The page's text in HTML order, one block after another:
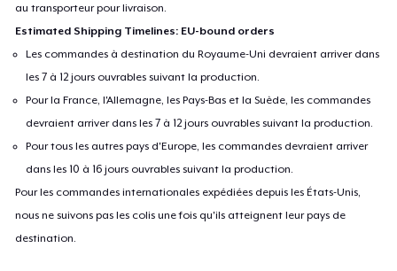
au transporteur pour livraison.
Estimated Shipping Timelines: EU-bound orders
Les commandes à destination du Royaume-Uni devraient arriver dans
les 7 à 12 jours ouvrables suivant la production.
Pour la France, l'Allemagne, les Pays-Bas et la Suède, les commandes
devraient arriver dans les 7 à 12 jours ouvrables suivant la production.
Pour tous les autres pays d'Europe, les commandes devraient arriver
dans les 10 à 16 jours ouvrables suivant la production.
Pour les commandes internationales expédiées depuis les États-Unis,
nous ne suivons pas les colis une fois qu'ils atteignent leur pays de
destination.